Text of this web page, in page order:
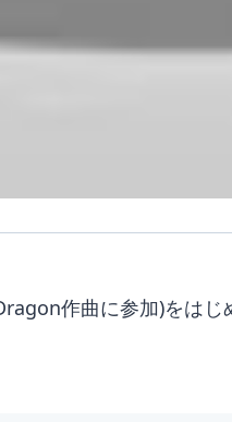
作曲に参加)をは